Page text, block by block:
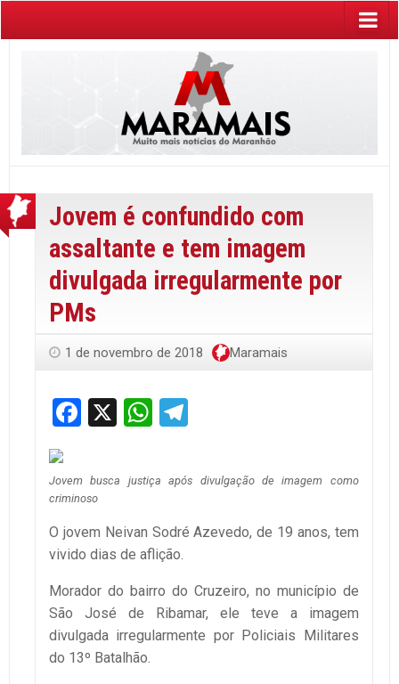
Jovem é confundido com
assaltante e tem imagem
divulgada irregularmente por
PMs
1 de novembro de 2018 Maramais
Facebook
X WhatsApp
Jovem busca justiça após divulgação de imagem como
criminoso
O jovem Neivan Sodré Azevedo, de 19 anos, tem
vivido dias de aflição.
Morador do bairro do Cruzeiro, no município de
São José de Ribamar, ele teve a imagem
divulgada irregularmente por Policiais Militares
do 13º Batalhão.